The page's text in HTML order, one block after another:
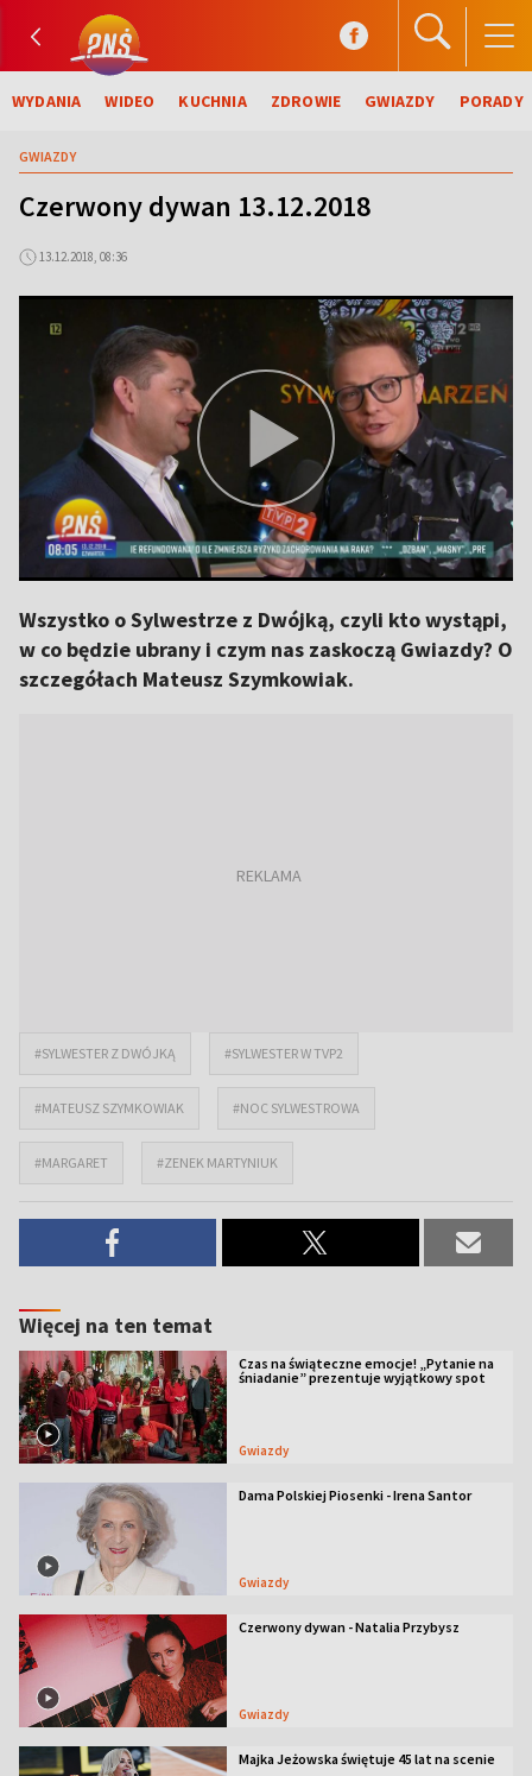
WYDANIA WIDEO KUCHNIA ZDROWIE GWIAZDY PORADY
GWIAZDY
Czerwony dywan 13.12.2018
13.12.2018, 08:36
Wszystko o Sylwestrze z Dwójką, czyli kto wystąpi,
w co będzie ubrany i czym nas zaskoczą Gwiazdy? O
szczegółach Mateusz Szymkowiak.
#SYLWESTER Z DWÓJKĄ #SYLWESTER W TVP2
#MATEUSZ SZYMKOWIAK #NOC SYLWESTROWA
#MARGARET #ZENEK MARTYNIUK
Więcej na ten temat
Czas na świąteczne emocje! „Pytanie na
śniadanie” prezentuje wyjątkowy spot
Gwiazdy
Dama Polskiej Piosenki - Irena Santor
Gwiazdy
Czerwony dywan - Natalia Przybysz
Gwiazdy
Majka Jeżowska świętuje 45 lat na scenie